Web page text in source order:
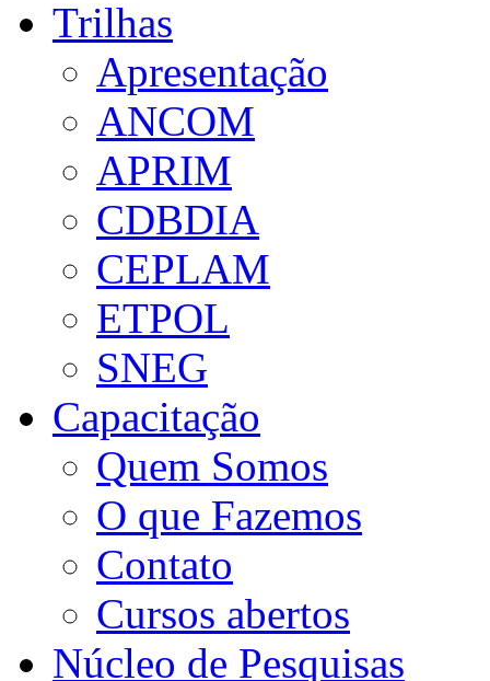
Trilhas
Apresentação
ANCOM
APRIM
CDBDIA
CEPLAM
ETPOL
SNEG
Capacitação
Quem Somos
O que Fazemos
Contato
Cursos abertos
Núcleo de Pesquisas